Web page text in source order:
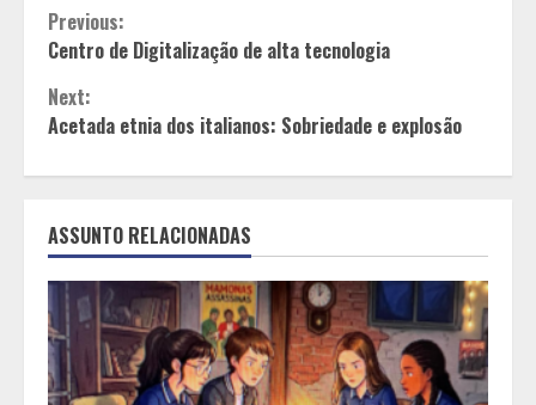
Continue
Reading
Previous:
Centro de Digitalização de alta tecnologia
Next:
Acetada etnia dos italianos: Sobriedade e explosão
ASSUNTO RELACIONADAS